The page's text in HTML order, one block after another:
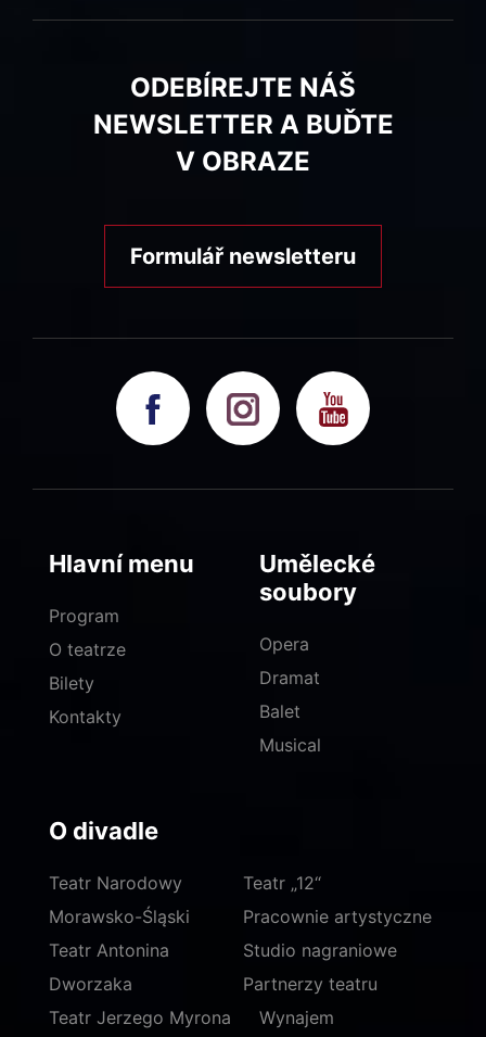
ODEBÍREJTE NÁŠ
NEWSLETTER A BUĎTE
V OBRAZE
Formulář newsletteru
Hlavní menu
Program
O teatrze
Bilety
Kontakty
Umělecké
soubory
Opera
Dramat
Balet
Musical
O divadle
Teatr Narodowy
Morawsko-Śląski
Teatr Antonina
Dworzaka
Teatr Jerzego Myrona
Teatr „12“
Pracownie artystyczne
Studio nagraniowe
Partnerzy teatru
Wynajem